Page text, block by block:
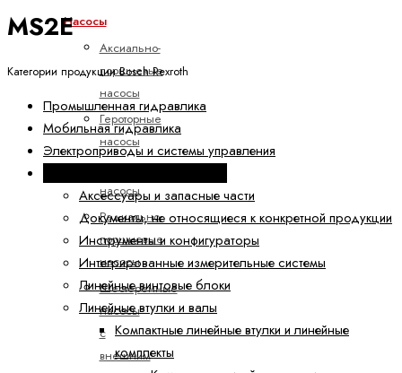
Насосы
Аксиально-
поршневые
насосы
Героторные
насосы
Лопастные
насосы
Радиально-
поршневые
насосы
Шестеренные
насосы
с
внешним
MS2E
Категории продукции Bosch Rexroth
Промышленная гидравлика
Мобильная гидравлика
Электроприводы и системы управления
Аксессуары и запасные части
Документы, не относящиеся к конкретной продукции
Инструменты и конфигураторы
Интегрированные измерительные системы
Линейные винтовые блоки
Линейные втулки и валы
Компактные линейные втулки и линейные
комплекты